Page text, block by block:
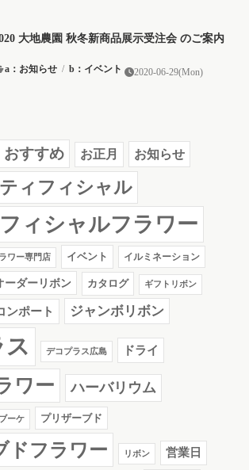
大地農園 秋冬新商品展示受注会 のご案内
2020-06-29(Mon)
a：お知らせ / b：イベント
おすすめ お正月 お知らせ
ィフィシャル
ィシャルフラワー
ワー専門店 イベント イルミネーション
ーダーリボン カタログ ギフトリボン
ンポート ジャンボリボン
デコプラス広島 ドライ
ワー ハーバリウム
ブーケ プリザーブド
ドフラワー リボン 営業日